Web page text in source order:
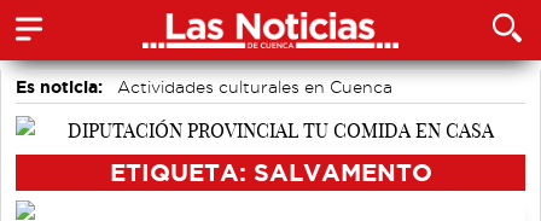
Es noticia:
Actividades culturales en Cuenca
Medio Ambiente
ETIQUETA: SALVAMENTO